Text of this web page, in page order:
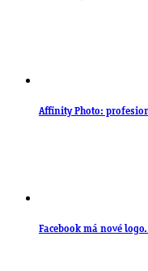
Affinity Photo:
Facebook má nové